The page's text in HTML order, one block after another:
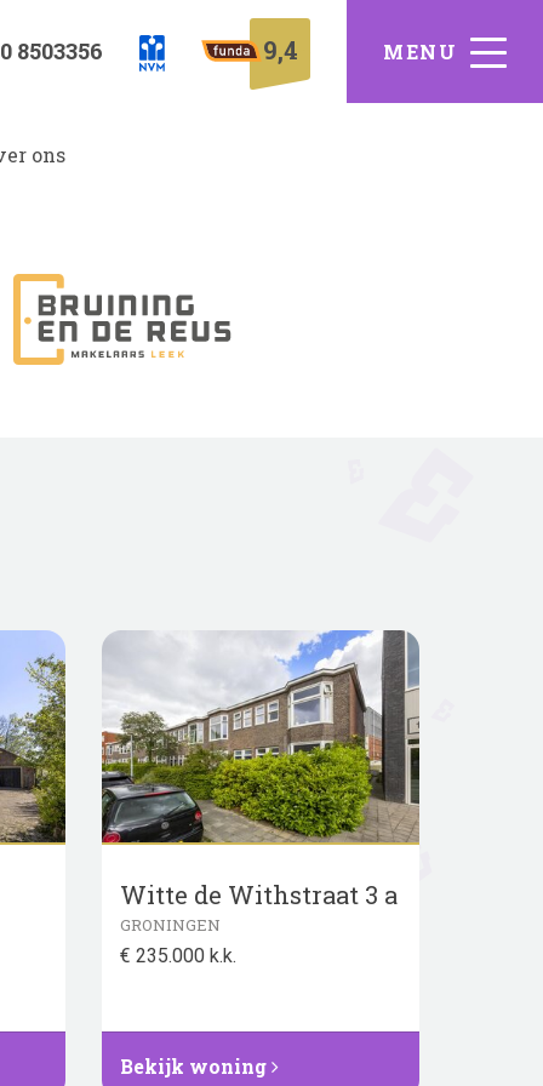
8503356 9,4
ons
Witte de Withstraat 3 a
GRONINGEN
€ 235.000 k.k.
Bekijk woning